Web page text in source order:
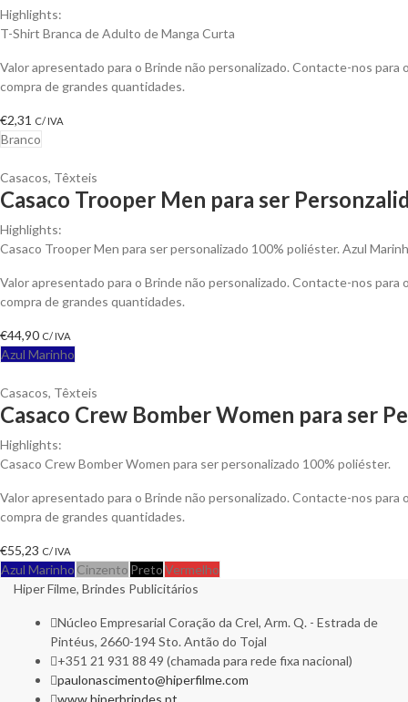
Highlights:
T-Shirt Branca de Adulto de Manga Curta
Valor apresentado para o Brinde não personalizado. Contacte-nos para
compra de grandes quantidades.
€2,31 C/ IVA
Branco
Casacos, Têxteis
Casaco Trooper Men para ser
Highlights:
Casaco Trooper Men para ser personalizado 100% poliéster. Azul
Valor apresentado para o Brinde não personalizado. Contacte-nos para
compra de grandes quantidades.
€44,90 C/ IVA
Azul Marinho
Casacos, Têxteis
Casaco Crew Bomber Women para ser
Highlights:
Casaco Crew Bomber Women para ser personalizado 100% poliéster.
Valor apresentado para o Brinde não personalizado. Contacte-nos para
compra de grandes quantidades.
€55,23 C/ IVA
Azul Marinho Cinzento PretoVermelho
Hiper Filme, Brindes Publicitários
Núcleo Empresarial Coração da Crel, Arm. Q. - Estrada de
Pintéus, 2660-194 Sto. Antão do Tojal
+351 21 931 88 49 (chamada para rede fixa nacional)
paulonascimento@hiperfilme.com
www.hiperbrindes.pt